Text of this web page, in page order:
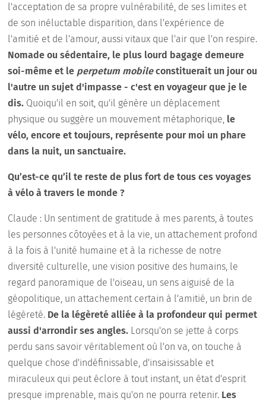
l'acceptation de sa propre vulnérabilité, de ses limites et
de son inéluctable disparition, dans l'expérience de
l'amitié et de l'amour, aussi vitaux que l'air que l'on respire.
Nomade ou sédentaire, le plus lourd bagage demeure
soi-même et le perpetum mobileconstituerait un jour ou
l'autre un sujet d'impasse - c'est en voyageur que je le
dis. Quoiqu'il en soit, qu'il génère un déplacement
physique ou suggère un mouvement métaphorique, le
vélo, encore et toujours, représente pour moi un phare
dans la nuit, un sanctuaire.
Qu’est-ce qu’il te reste de plus fort de tous ces voyages
à vélo à travers le monde ?
Claude : Un sentiment de gratitude à mes parents, à toutes
les personnes côtoyées et à la vie, un attachement profond
à la fois à l'unité humaine et à la richesse de notre
diversité culturelle, une vision positive des humains, le
regard panoramique de l'oiseau, un sens aiguisé de la
géopolitique, un attachement certain à l'amitié, un brin de
légèreté. De la légèreté alliée à la profondeur qui permet
aussi d'arrondir ses angles. Lorsqu'on se jette à corps
perdu sans savoir véritablement où l'on va, on touche à
quelque chose d'indéfinissable, d'insaisissable et
miraculeux qui peut éclore à tout instant, un état d'esprit
presque imprenable, mais qu'on ne pourra retenir. Les